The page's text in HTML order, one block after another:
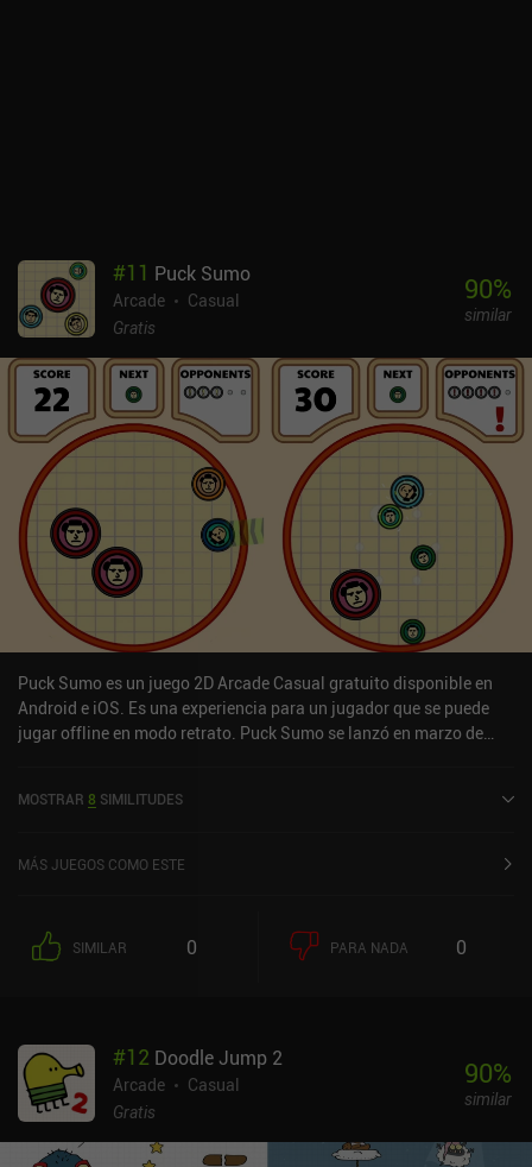
opcionales a partir de 1,99 $ para eliminar los anuncios y adquirir
oro y gemas más rápido. La experiencia de juego, única pero
familiar, y el cuidado estilo pixel art lo convierten en una gran
casuales.
#11 Puck Sumo
Arcade
Casual
Gratis
90%
similar
Puck Sumo es un juego 2D Arcade Casual gratuito disponible en
Android e iOS. Es una experiencia para un jugador que se puede
jugar offline en modo retrato. Puck Sumo se lanzó en marzo de
MOSTRAR 8 SIMILITUDES
MÁS JUEGOS COMO ESTE
SIMILAR 0 PARA NADA 0
#12 Doodle Jump 2
Arcade
Casual
Gratis
90%
similar